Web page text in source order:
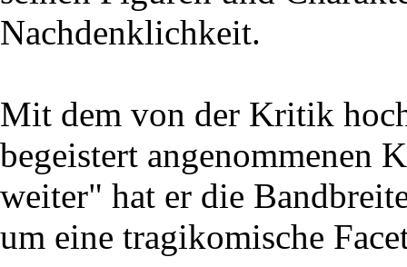
Nachdenklichkeit.
Mit dem von der Kritik
begeistert
weiter" hat er die
um eine tragikomische